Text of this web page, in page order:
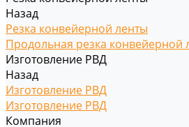
Назад
Резка конвейерной ленты
Продольная резка конвейерной
Изготовление РВД
Назад
Изготовление РВД
Изготовление РВД
Компания